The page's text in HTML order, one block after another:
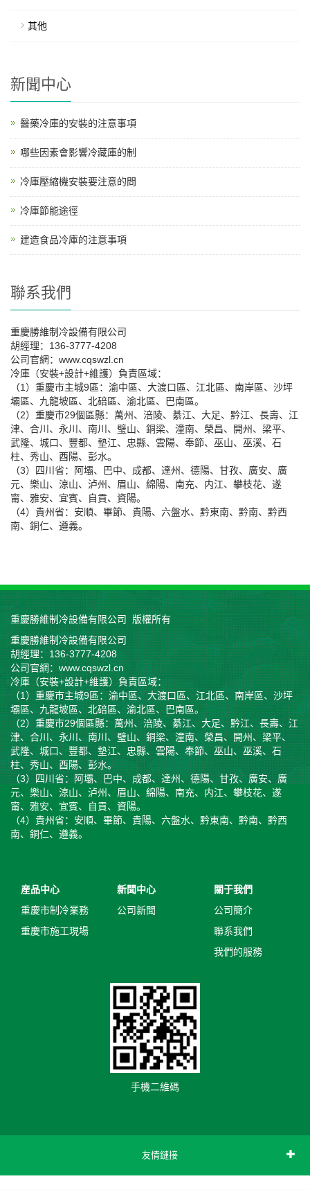
其他
新聞中心
醫藥冷庫的安裝的注意事項
哪些因素會影響冷藏庫的制
冷庫壓縮機安裝要注意的問
冷庫節能途徑
建造食品冷庫的注意事項
聯系我們
重慶勝維制冷設備有限公司
胡經理：136-3777-4208
公司官網：www.cqswzl.cn
冷庫（安裝+設計+維護）負責區域：
（1）重慶市主城9區：渝中區、大渡口區、江北區、南岸區、沙坪
壩區、九龍坡區、北碚區、渝北區、巴南區。
（2）重慶市29個區縣：萬州、涪陵、綦江、大足、黔江、長壽、江
津、合川、永川、南川、璧山、銅梁、潼南、榮昌、開州、梁平、
武隆、城口、豐都、墊江、忠縣、雲陽、奉節、巫山、巫溪、石
柱、秀山、酉陽、彭水。
（3）四川省：阿壩、巴中、成都、達州、德陽、甘孜、廣安、廣
元、樂山、涼山、泸州、眉山、綿陽、南充、内江、攀枝花、遂
甯、雅安、宜賓、自貢、資陽。
（4）貴州省：安順、畢節、貴陽、六盤水、黔東南、黔南、黔西
南、銅仁、遵義。
重慶勝維制冷設備有限公司 版權所有
重慶勝維制冷設備有限公司
胡經理：136-3777-4208
公司官網：www.cqswzl.cn
冷庫（安裝+設計+維護）負責區域：
（1）重慶市主城9區：渝中區、大渡口區、江北區、南岸區、沙坪
壩區、九龍坡區、北碚區、渝北區、巴南區。
（2）重慶市29個區縣：萬州、涪陵、綦江、大足、黔江、長壽、江
津、合川、永川、南川、璧山、銅梁、潼南、榮昌、開州、梁平、
武隆、城口、豐都、墊江、忠縣、雲陽、奉節、巫山、巫溪、石
柱、秀山、酉陽、彭水。
（3）四川省：阿壩、巴中、成都、達州、德陽、甘孜、廣安、廣
元、樂山、涼山、泸州、眉山、綿陽、南充、内江、攀枝花、遂
甯、雅安、宜賓、自貢、資陽。
（4）貴州省：安順、畢節、貴陽、六盤水、黔東南、黔南、黔西
南、銅仁、遵義。
産品中心
重慶市制冷業務
重慶市施工現場
新聞中心
公司新聞
關于我們
公司簡介
聯系我們
我們的服務
手機二維碼
友情鏈接